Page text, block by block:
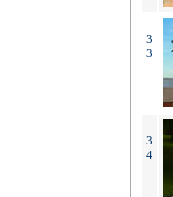
3
3
3
4